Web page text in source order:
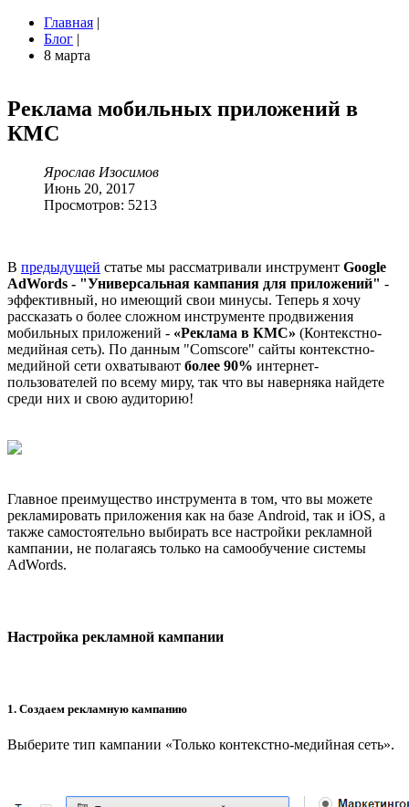
Главная |
Блог |
8 марта
Реклама мобильных приложений в
КМС
Ярослав Изосимов
Июнь 20, 2017
Просмотров: 5213
В предыдущей статье мы рассматривали инструмент Google
AdWords - "Универсальная кампания для приложений" -
эффективный, но имеющий свои минусы. Теперь я хочу
рассказать о более сложном инструменте продвижения
мобильных приложений - «Реклама в КМС» (Контекстно-
медийная сеть). По данным "Comscore" сайты контекстно-
медийной сети охватывают более 90% интернет-
пользователей по всему миру, так что вы наверняка найдете
среди них и свою аудиторию!
Главное преимущество инструмента в том, что вы можете
рекламировать приложения как на базе Android, так и iOS, а
также самостоятельно выбирать все настройки рекламной
кампании, не полагаясь только на самообучение системы
AdWords.
Настройка рекламной кампании
1. Создаем рекламную кампанию
Выберите тип кампании «Только контекстно-медийная сеть».